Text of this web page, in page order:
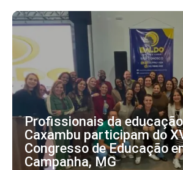
Profissionais da
Caxambu participam do
Congresso de Educação
Campanha, MG